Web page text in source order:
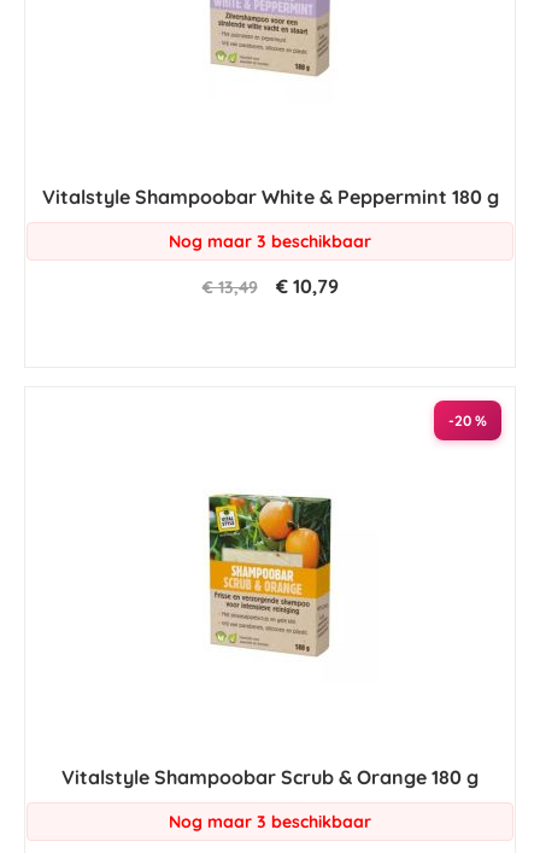
Vitalstyle Shampoobar White & Peppermint 180 g
Nog maar 3 beschikbaar
€ 13,49 € 10,79
-20 %
Vitalstyle Shampoobar Scrub & Orange 180 g
Nog maar 3 beschikbaar